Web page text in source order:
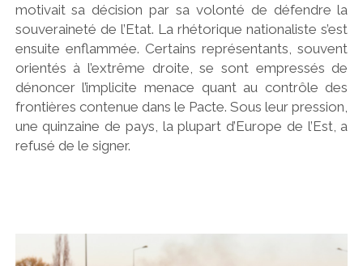
motivait sa décision par sa volonté de défendre la
souveraineté de l’Etat. La rhétorique nationaliste s’est
ensuite enflammée. Certains représentants, souvent
orientés à l’extrême droite, se sont empressés de
dénoncer l’implicite menace quant au contrôle des
frontières contenue dans le Pacte. Sous leur pression,
une quinzaine de pays, la plupart d’Europe de l’Est, a
refusé de le signer.